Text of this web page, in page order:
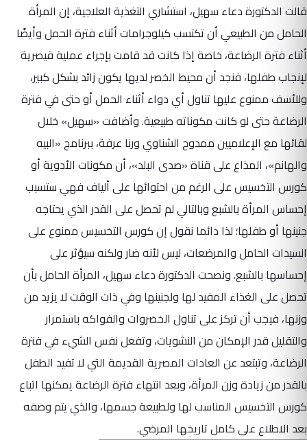
قالت الدكتورة دعاء سهيل، استشاري التغذية العلاجية، إن المرأة
الحامل من الطبيعي أن تكتسب كيلوجرامات أثناء فترة الحمل وأيضًا
أثناء فترة الرضاعة، خاصة إذا كانت قد قامت بإجراء عملية قيصرية
لإنجاب طفلها، فنجد أن محيط الخصر لديها يكون زائد بشكل كبير،
وللأسف ممنوع عليها تناول أي دواء أثناء الحمل أو حتى في فترة
الرضاعة حتى لو كانت مكوناته طبيعية. وأضافت «سهيل» خلال
لقائها مع الإعلاميين ممدوح الشناوي ورنا عرفة، ببرنامج «البيه
والهانم»، المذاع على قناة «صدى البلد»، أن مكونات الأدوية أو
كورس التخسيس على الرغم من احتوائها على ألياف فهي ستسبب
إحساس المرأة بالشبع وبالتالي لم تحصل على القدر الذي يحتاجه
جنينها أو طفلها؛ لذا دائما نقول إن كورس التخسيس ممنوع على
السيدات الحامل والمرضعات، ليس لأنه ضار ولكنه سيؤثر على
إحساسها بالشبع. ونصحت الدكتورة دعاء سهيل، المرأة الحامل بأن
تحصل على الغذاء المفيد لها ولجنينها وفي ذات الوقت لا يزيد من
وزنها، فيجب أن تركز على تناول الخضروات والفواكه باستمرار
والتقليل قدر الإمكان من النشويات، وتفعل نفس الشيء في فترة
الرضاعة، وتبتعد عن العادات المصرية القديمة التي لا تفيد الطفل
بالقدر من زيادة وزن المرأة، وبعد انتهاء فترة الرضاعة يمكنها اتباع
كورس التخسيس المناسب لها ولطبيعة جسمها، والذي يتم وصفه
بعد الاطلاع على كامل تاريخها المرضي.